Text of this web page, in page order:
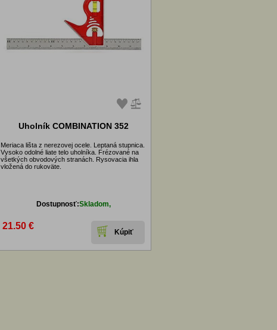
Uholník COMBINATION 352
Meriaca lišta z nerezovej ocele. Leptaná stupnica.
Vysoko odolné liate telo uholníka. Frézované na
všetkých obvodových stranách. Rysovacia ihla
vložená do rukoväte.
Dostupnosť:Skladom,
21.50 €